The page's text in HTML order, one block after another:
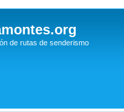
de rutas de senderismo